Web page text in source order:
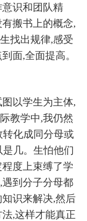
识和团队精
搬书上的概念,
找出规律,感受
面,全面提高。
以学生为主体,
教学中,我仍然
化成同分母或
几。生怕他们
度上束缚了学
到分子分母都
识来解决,然后
,这样才能真正